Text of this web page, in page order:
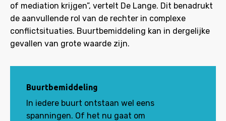
of mediation krijgen”, vertelt De Lange. Dit benadrukt
de aanvullende rol van de rechter in complexe
conflictsituaties. Buurtbemiddeling kan in dergelijke
gevallen van grote waarde zijn.
Buurtbemiddeling
In iedere buurt ontstaan wel eens
spanningen. Of het nu gaat om